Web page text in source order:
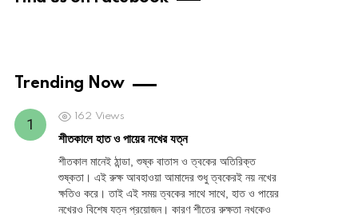
Trending Now
162 Views
শীতকালে হাত ও পায়ের নখের যত্ন
শীতকাল মানেই ঠান্ডা, শুষ্ক বাতাস ও ত্বকের অতিরিক্ত
শুষ্কতা। এই রুক্ষ আবহাওয়া আমাদের শুধু ত্বকেরই নয় নখের
ক্ষতিও করে। তাই এই সময় ত্বকের সাথে সাথে, হাত ও পায়ের
নখেরও বিশেষ যত্ন প্রয়োজন। কারণ শীতের রুক্ষতা নখকেও